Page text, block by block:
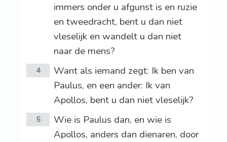
immers onder u afgunst is en ruzie
en tweedracht, bent u dan niet
vleselijk en wandelt u dan niet
naar de mens?
4
Want als iemand zegt: Ik ben van
Paulus, en een ander: Ik van
Apollos, bent u dan niet vleselijk?
5
Wie is Paulus dan, en wie is
Apollos, anders dan dienaren, door